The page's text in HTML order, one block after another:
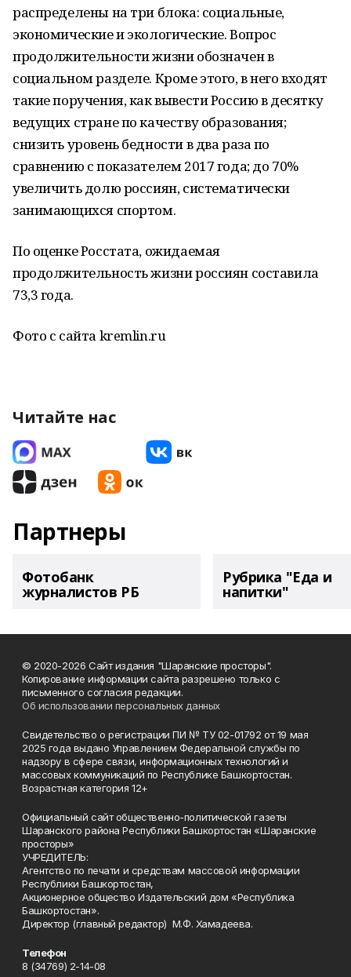
распределены на три блока: социальные,
экономические и экологические. Вопрос
продолжительности жизни обозначен в
социальном разделе. Кроме этого, в него входят
такие поручения, как вывести Россию в десятку
ведущих стране по качеству образования;
снизить уровень бедности в два раза по
сравнению с показателем 2017 года; до 70%
увеличить долю россиян, систематически
занимающихся спортом.
По оценке Росстата, ожидаемая
продолжительность жизни россиян составила
73,3 года.
Фото с сайта kremlin.ru
Читайте нас
Партнеры
Фотобанк
журналистов РБ
Рубрика "Еда и
напитки"
© 2020-2026 Сайт издания "Шаранские просторы".
Копирование информации сайта разрешено только с
письменного согласия редакции.
Об использовании персональных данных
Свидетельство о регистрации ПИ № ТУ 02-01792 от 19 мая
2025 года выдано Управлением Федеральной службы по
надзору в сфере связи, информационных технологий и
массовых коммуникаций по Республике Башкортостан.
Возрастная категория 12+
Официальный сайт общественно-политической газеты
Шаранского района Республики Башкортостан «Шаранские
просторы»
УЧРЕДИТЕЛЬ:
Агентство по печати и средствам массовой информации
Республики Башкортостан,
Акционерное общество Издательский дом «Республика
Башкортостан».
Директор (главный редактор) М.Ф. Хамадеева.
Телефон
8 (34769) 2-14-08